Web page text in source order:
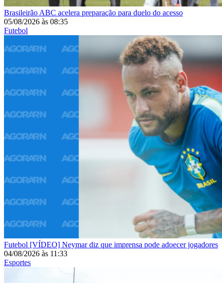
Brasileirão ABC acelera preparação para duelo do acesso
05/08/2026 às 08:35
Futebol
Futebol [VÍDEO] Neymar diz que imprensa pode adoecer jogadores
04/08/2026 às 11:33
Esportes